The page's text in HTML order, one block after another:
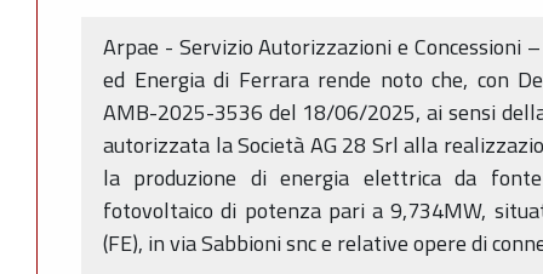
Arpae - Servizio Autorizzazioni e Concessioni
ed Energia di Ferrara rende noto che, con
AMB-2025-3536 del 18/06/2025, ai sensi
autorizzata la Società AG 28 Srl alla
la produzione di energia elettrica da
fotovoltaico di potenza pari a 9,734MW,
(FE), in via Sabbioni snc e relative opere di